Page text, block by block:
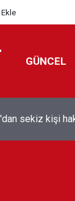
GÜNCEL
sekiz kişi